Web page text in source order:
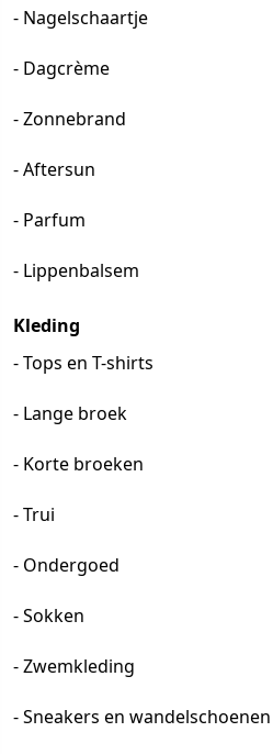
- Nagelschaartje
- Dagcrème
- Zonnebrand
- Aftersun
- Parfum
- Lippenbalsem
Kleding
- Tops en T-shirts
- Lange broek
- Korte broeken
- Trui
- Ondergoed
- Sokken
- Zwemkleding
- Sneakers en wandelschoenen